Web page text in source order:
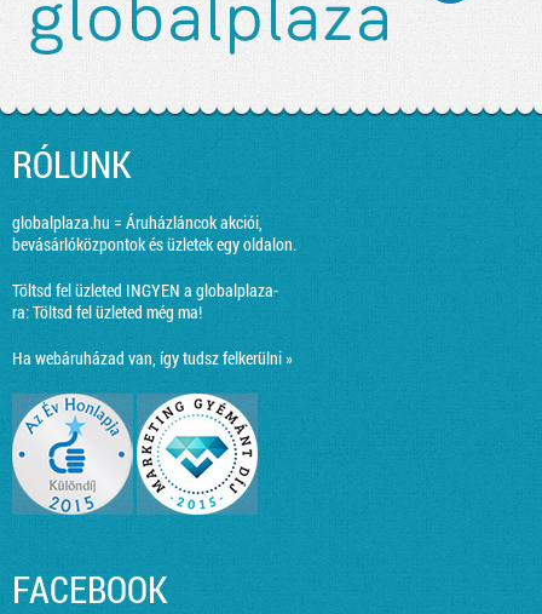
RÓLUNK
globalplaza.hu = Áruházláncok akciói,
bevásárlóközpontok és üzletek egy oldalon.
Töltsd fel üzleted INGYEN a globalplaza-
ra:Töltsd fel üzleted még ma!
Ha webáruházad van, így tudsz felkerülni »
FACEBOOK